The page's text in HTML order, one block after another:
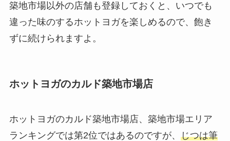
築地市場以外の店舗も登録しておくと、いつでも
違った味のするホットヨガを楽しめるので、飽き
ずに続けられますよ。
ホットヨガのカルド築地市場店
ホットヨガのカルド築地市場店、築地市場エリア
ランキングでは第2位ではあるのですが、 じつは筆